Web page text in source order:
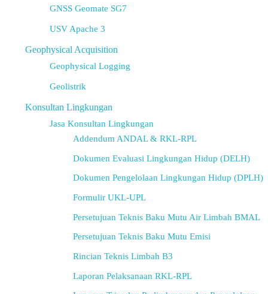
GNSS Geomate SG7
USV Apache 3
Geophysical Acquisition
Geophysical Logging
Geolistrik
Konsultan Lingkungan
Jasa Konsultan Lingkungan
Addendum ANDAL & RKL-RPL
Dokumen Evaluasi Lingkungan Hidup (DELH)
Dokumen Pengelolaan Lingkungan Hidup (DPLH)
Formulir UKL-UPL
Persetujuan Teknis Baku Mutu Air Limbah BMAL
Persetujuan Teknis Baku Mutu Emisi
Rincian Teknis Limbah B3
Laporan Pelaksanaan RKL-RPL